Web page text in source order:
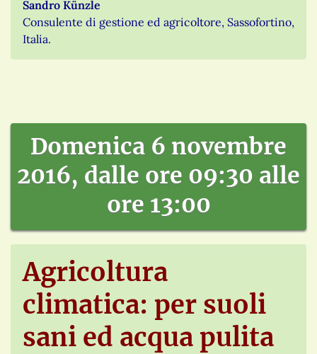
Sandro Künzle
Consulente di gestione ed agricoltore, Sassofortino,
Italia.
Domenica 6 novembre
2016, dalle ore 09:30 alle
ore 13:00
Agricoltura
climatica: per suoli
sani ed acqua pulita